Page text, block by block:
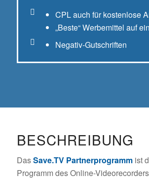
CPL auch für kostenlose
„Beste“ Werbemittel auf
Negativ-Gutschriften
BESCHREIBUNG
DasSave.TV Partnerprogrammist
Programm des Online-Videorecorders